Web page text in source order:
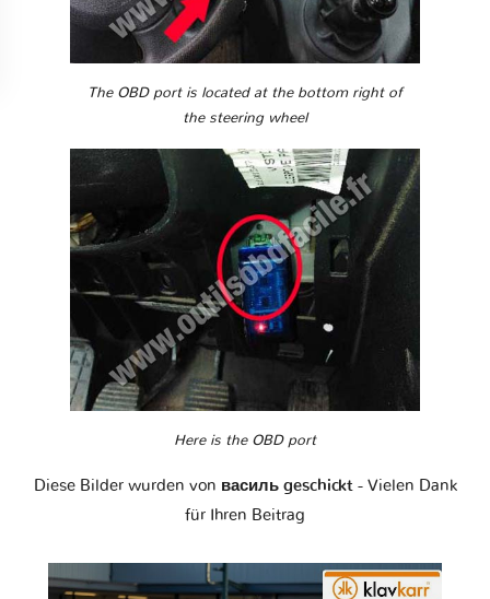
The OBD port is located at the bottom right of
the steering wheel
Here is the OBD port
Diese Bilder wurden von василь geschickt - Vielen Dank
für Ihren Beitrag